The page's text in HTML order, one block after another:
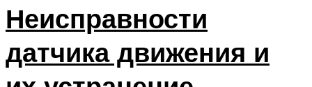
Неисправности
датчика движения и